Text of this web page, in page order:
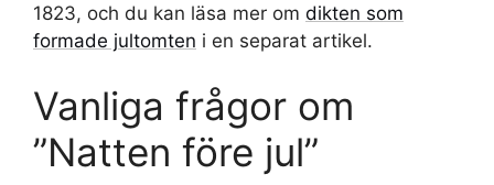
1823, och du kan läsa mer om dikten som
formade jultomten i en separat artikel.
Vanliga frågor om
”Natten före jul”